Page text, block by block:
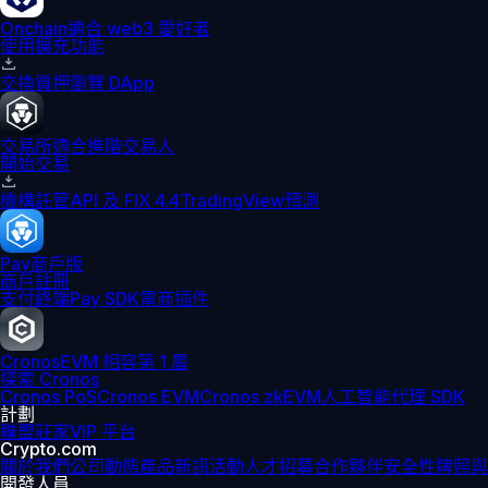
Onchain適合 web3 愛好者
使用擴充功能
交換質押瀏覽 DApp
交易所適合進階交易人
開始交易
機構託管API 及 FIX 4.4TradingView預測
Pay商戶版
商戶註冊
支付終端Pay SDK電商插件
CronosEVM 相容第 1 層
探索 Cronos
Cronos PoSCronos EVMCronos zkEVM人工智能代理 SDK
計劃
聯盟莊家VIP 平台
Crypto.com
關於我們公司動態產品新訊活動人才招募合作夥伴安全性牌照
開發人員